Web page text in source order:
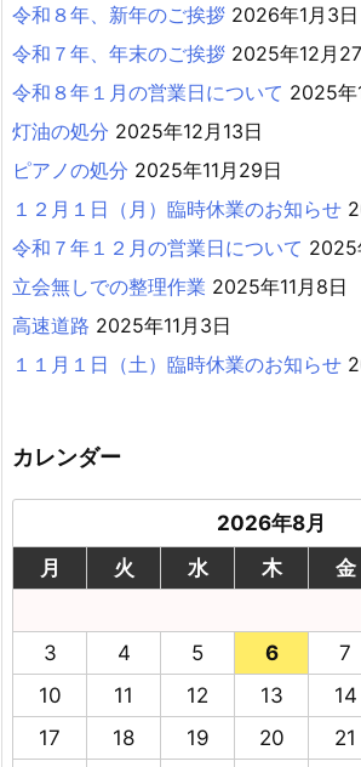
令和８年、新年のご挨拶 2026年1月3日
令和７年、年末のご挨拶 2025年12月
令和８年１月の営業日について 2025年
灯油の処分 2025年12月13日
ピアノの処分 2025年11月29日
１２月１日（月）臨時休業のお知らせ
令和７年１２月の営業日について 2025
立会無しでの整理作業 2025年11月8日
高速道路 2025年11月3日
１１月１日（土）臨時休業のお知らせ
カレンダー
2026年8月
月
火 水 木 金
3
4 5 6 7
10
11 12 13 14
17
18 19 20 21